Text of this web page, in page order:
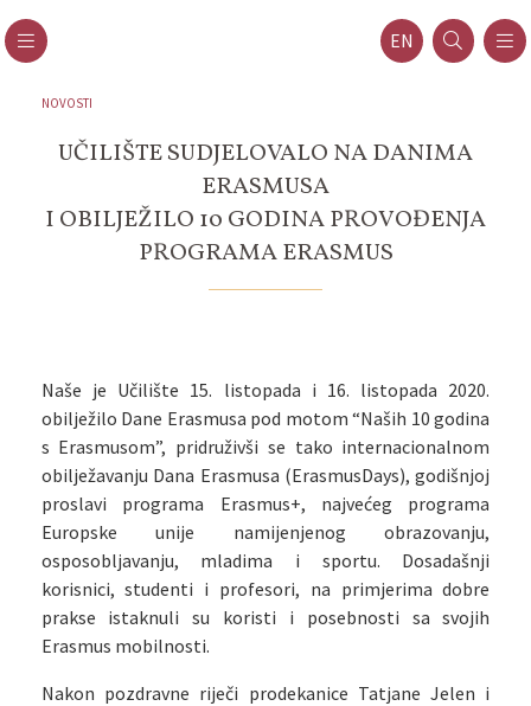
EN
NOVOSTI
UČILIŠTE SUDJELOVALO NA DANIMA
ERASMUSA
I OBILJEŽILO 10 GODINA PROVOĐENJA
PROGRAMA ERASMUS
Naše je Učilište 15. listopada i 16. listopada 2020.
obilježilo Dane Erasmusa pod motom “Naših 10 godina
s Erasmusom”, pridruživši se tako internacionalnom
obilježavanju Dana Erasmusa (ErasmusDays), godišnjoj
proslavi programa Erasmus+, najvećeg programa
Europske unije namijenjenog obrazovanju,
osposobljavanju, mladima i sportu. Dosadašnji
korisnici, studenti i profesori, na primjerima dobre
prakse istaknuli su koristi i posebnosti sa svojih
Erasmus mobilnosti.
Nakon pozdravne riječi prodekanice Tatjane Jelen i